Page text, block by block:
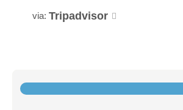
via: Tripadvisor